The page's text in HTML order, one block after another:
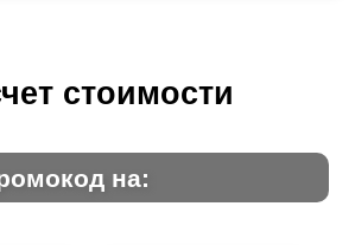
стоимости
на: